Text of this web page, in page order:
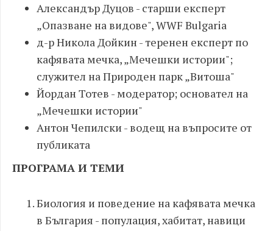
Александър Дуцов - старши експерт
„Опазване на видове", WWF Bulgaria
д-р Никола Дойкин - теренен експерт по
кафявата мечка, „Мечешки истории";
служител на Природен парк „Витоша"
Йордан Тотев - модератор; основател на
„Мечешки истории"
Антон Чепилски - водещ на въпросите от
публиката
ПРОГРАМА И ТЕМИ
Биология и поведение на кафявата мечка
в България - популация, хабитат, навици